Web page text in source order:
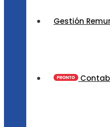
Gestión